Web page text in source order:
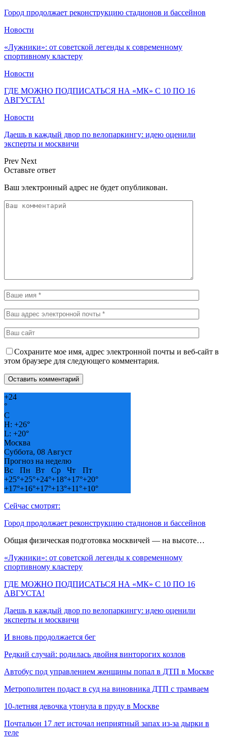
Город продолжает реконструкцию стадионов и бассейнов
Новости
«Лужники»: от советской легенды к современному
спортивному кластеру
Новости
ГДЕ МОЖНО ПОДПИСАТЬСЯ НА «МК» С 10 ПО 16
АВГУСТА!
Новости
Даешь в каждый двор по велопаркингу: идею оценили
эксперты и москвичи
Prev Next
Оставьте ответ
Ваш электронный адрес не будет опубликован.
Сохраните мое имя, адрес электронной почты и веб-сайт в
этом браузере для следующего комментария.
+24
°
C
H: +26°
L: +20°
Москва
Суббота, 08 Август
Прогноз на неделю
Вс
Пн Вт Ср Чт
Пт
+25°+25°+24°+18°+17°+20°
+17°+16°+17°+13°+11°+10°
Сейчас смотрят:
Город продолжает реконструкцию стадионов и бассейнов
Общая физическая подготовка москвичей — на высоте…
«Лужники»: от советской легенды к современному
спортивному кластеру
ГДЕ МОЖНО ПОДПИСАТЬСЯ НА «МК» С 10 ПО 16
АВГУСТА!
Даешь в каждый двор по велопаркингу: идею оценили
эксперты и москвичи
И вновь продолжается бег
Редкий случай: родилась двойня винторогих козлов
Автобус под управлением женщины попал в ДТП в Москве
Метрополитен подаст в суд на виновника ДТП с трамваем
10-летняя девочка утонула в пруду в Москве
Почтальон 17 лет источал неприятный запах из-за дырки в
теле